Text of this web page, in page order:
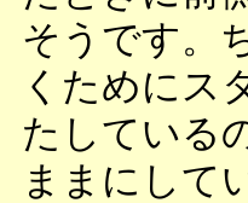
そうです。
くためにス
たしている
ままにして